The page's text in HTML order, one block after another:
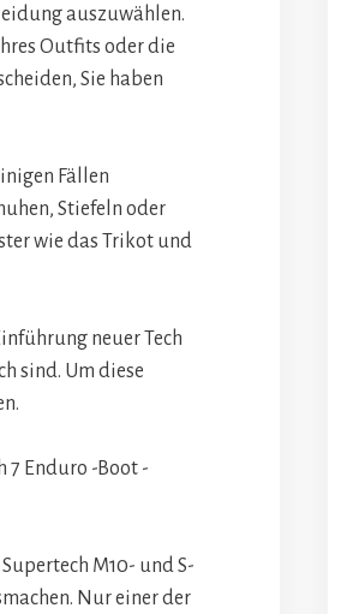
auszuwählen.
Outfits oder die
Sie haben
Fällen
Stiefeln oder
wie das Trikot und
neuer Tech
sind. Um diese
7 Enduro -Boot -
M10- und S-
Nur einer der